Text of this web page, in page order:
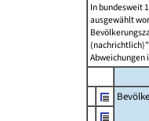
In bundesweit
ausgewählt
Abweichungen